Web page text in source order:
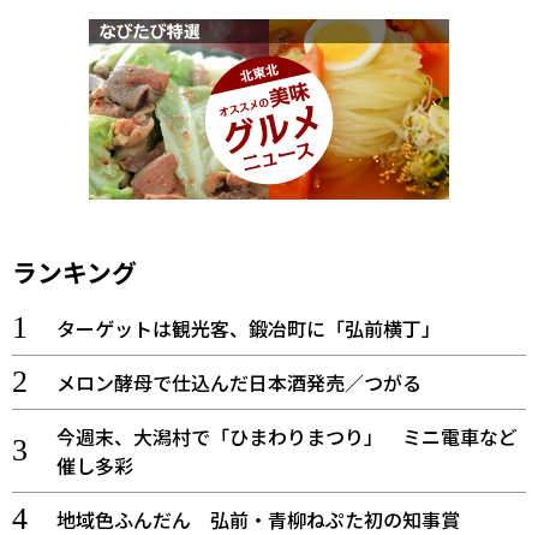
ランキング
ターゲットは観光客、鍛冶町に「弘前横丁」
メロン酵母で仕込んだ日本酒発売／つがる
今週末、大潟村で「ひまわりまつり」 ミニ電車など
催し多彩
地域色ふんだん 弘前・青柳ねぷた初の知事賞